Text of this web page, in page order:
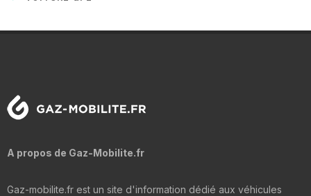
A propos de Gaz-Mobilite.fr
Gaz-mobilite.fr est un site d'information dédié aux véhicules